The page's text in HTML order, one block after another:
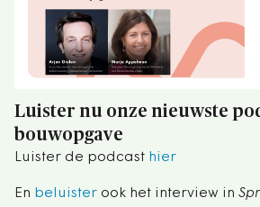
Luister nu onze nieuwste
bouwopgave
Luister de podcast hier
En beluister ook het interview in